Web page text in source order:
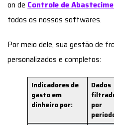
on de Controle de
todos os nossos softwares.
Por meio dele, sua gestão de
personalizados e completos:
Indicadores de
gasto em
dinheiro por:
Dados
por